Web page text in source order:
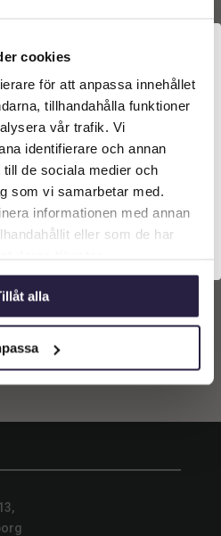
cookies
för att anpassa innehållet
tillhandahålla funktioner
vår trafik. Vi
identifierare och annan
de sociala medier och
som vi samarbetar med.
informationen med annan
eller som de har
alla
&
Uthyrning |
mix i stor pokalkruka guld
1000kr
till Webflower
Du kan alltid justera ditt val
upp på sidan.
(exkl. moms)
(inkl. moms)